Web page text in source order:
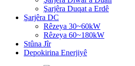
Şarjêra Duqat a Erdê
Şarjêra DC
Rêzeya 30~60kW
Rêzeya 60~180kW
Stûna Jîr
Depokirina Enerjiyê